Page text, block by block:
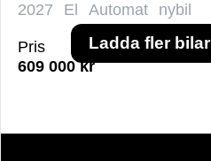
2027
El Automat nybil
Pris
609 000 kr
Ladda fler bilar